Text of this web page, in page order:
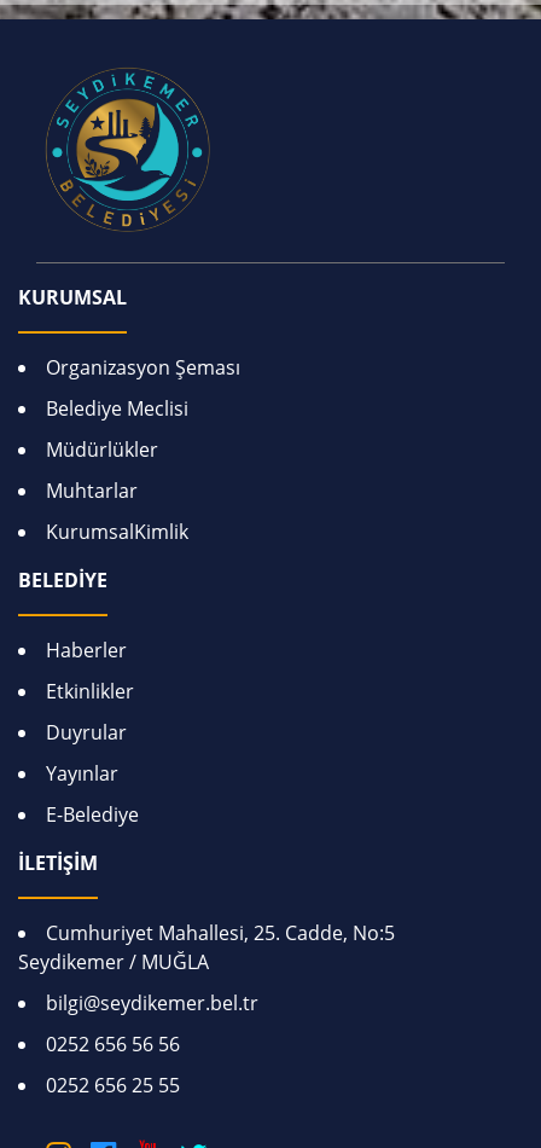
KURUMSAL
Organizasyon Şeması
Belediye Meclisi
Müdürlükler
Muhtarlar
KurumsalKimlik
BELEDİYE
Haberler
Etkinlikler
Duyrular
Yayınlar
E-Belediye
İLETİŞİM
Cumhuriyet Mahallesi, 25. Cadde, No:5
Seydikemer / MUĞLA
bilgi@seydikemer.bel.tr
0252 656 56 56
0252 656 25 55